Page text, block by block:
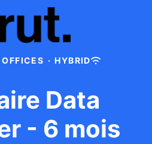
· HYBRID
Data
- 6 mois